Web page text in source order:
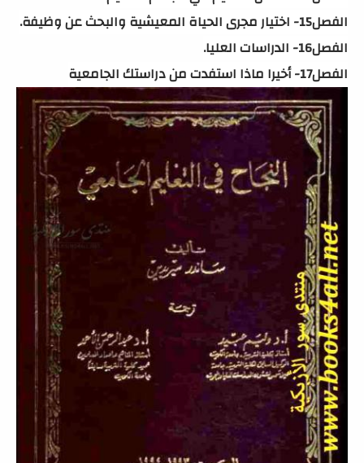
الفصل15- اختيار مجرى الحياة المعيشية والبحث عن وظيفة.
الفصل16- الدراسات العليا.
الفصل17- أخيرا ماذا استفدت من دراستك الجامعية